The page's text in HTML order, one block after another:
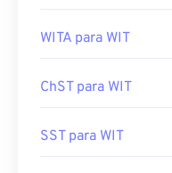
WITA para WIT
ChST para WIT
SST para WIT